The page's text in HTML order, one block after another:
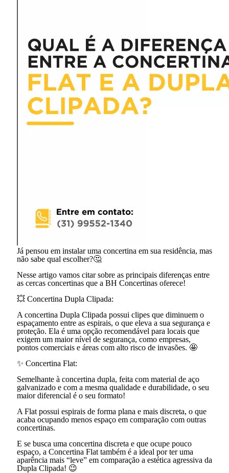
Já pensou em instalar uma concertina em sua residência, mas
não sabe qual escolher?🤔
Nesse artigo vamos citar sobre as principais diferenças entre
as cercas concertinas que a BH Concertinas oferece!
💥 Concertina Dupla Clipada:
A concertina Dupla Clipada possui clipes que diminuem o
espaçamento entre as espirais, o que eleva a sua segurança e
proteção. Ela é uma opção recomendável para locais que
exigem um maior nível de segurança, como empresas,
pontos comerciais e áreas com alto risco de invasões. 🤩
✨ Concertina Flat:
Semelhante à concertina dupla, feita com material de aço
galvanizado e com a mesma qualidade e durabilidade, o seu
maior diferencial é o seu formato!
A Flat possui espirais de forma plana e mais discreta, o que
acaba ocupando menos espaço em comparação com outras
concertinas.
E se busca uma concertina discreta e que ocupe pouco
espaço, a Concertina Flat também é a ideal por ter uma
aparência mais “leve” em comparação a estética agressiva da
Dupla Clipada! 😉